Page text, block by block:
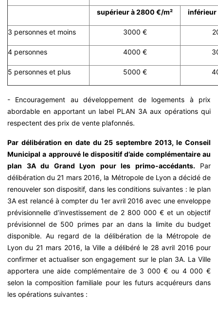
supérieur à 2800 €/m² inférieur
3 personnes et moins 3000 €
4 personnes 4000 €
5 personnes et plus 5000 €
- Encouragement au développement de logements à prix
abordable en apportant un label PLAN 3A aux opérations qui
respectent des prix de vente plafonnés.
Par délibération en date du 25 septembre 2013, le Conseil
Municipal a approuvé le dispositif d’aide complémentaire au
plan 3A du Grand Lyon pour les primo-accédants.Par
délibération du 21 mars 2016, la Métropole de Lyon a décidé de
renouveler son dispositif, dans les conditions suivantes : le plan
3A est relancé à compter du 1er avril 2016 avec une enveloppe
prévisionnelle d’investissement de 2 800 000 € et un objectif
prévisionnel de 500 primes par an dans la limite du budget
disponible. Au regard de la délibération de la Métropole de
Lyon du 21 mars 2016, la Ville a délibéré le 28 avril 2016 pour
confirmer et actualiser son engagement sur le plan 3A. La Ville
apportera une aide complémentaire de 3 000 € ou 4 000 €
selon la composition familiale pour les futurs acquéreurs dans
les opérations suivantes :